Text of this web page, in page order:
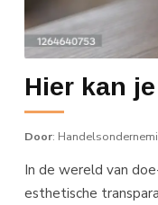
Hier kan
Door:
In de wereld van
esthetische